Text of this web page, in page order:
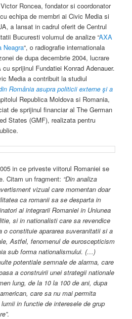
Roncea, fondator si coordonator
echipa de membri ai Civic Media si
a lansat in cadrul oferit de Centrul
Bucuresti volumul de analize “AXA
Neagra“, o radiografie internationala
de dupa decembrie 2004, lucrare
sprijinul Fundatiei Konrad Adenauer.
Media a contribuit la studiul
România asupra politicii externe şi a
Republica Moldova si Romania,
de sprijinul financiar al The German
States (GMF), realizata pentru
in ce priveste viitorul Romaniei se
Citam un fragment: “Din analiza
vizual care momentan doar
ca romanii sa se desparta in
ai integrarii Romaniei in Uniunea
si in nationalisti care sa revendice
o constituie apararea suveranitatii si a
Astfel, fenomenul de euroscepticism
sub forma nationalismului. (…)
potentiale semnale de alarma, care
a construirii unei strategii nationale
lung, de la 10 la 100 de ani, dupa
care sa nu mai permita
in functie de interesele de grup